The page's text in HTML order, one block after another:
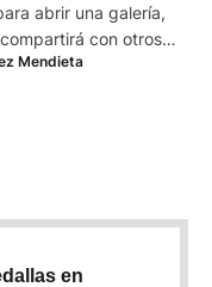
abrir una galería,
con otros
el espacio se
el Complejo
Mendieta
en